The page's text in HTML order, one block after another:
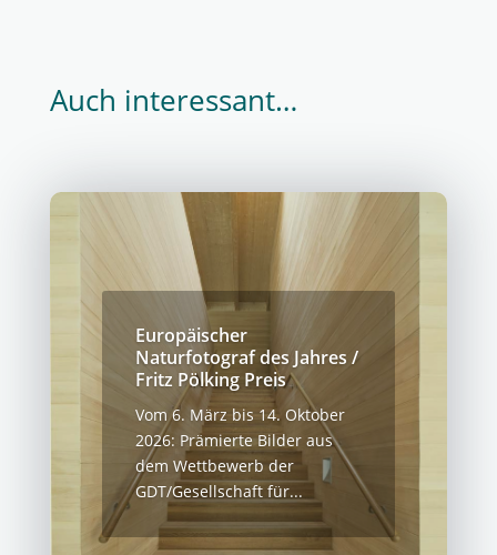
Auch interessant…
Europäischer
Naturfotograf des Jahres /
Fritz Pölking Preis
Vom 6. März bis 14. Oktober
2026: Prämierte Bilder aus
dem Wettbewerb der
GDT/Gesellschaft für...